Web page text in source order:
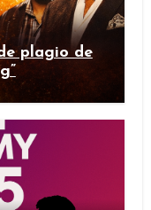
plagio de